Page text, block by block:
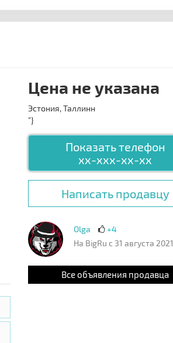
Цена не указана
Эстония, Таллинн
"}
Показать телефон
xx-xxx-xx-xx
Написать продавцу
Olga
+4
На BigRu с 31 августа 2021
Все объявления продавца